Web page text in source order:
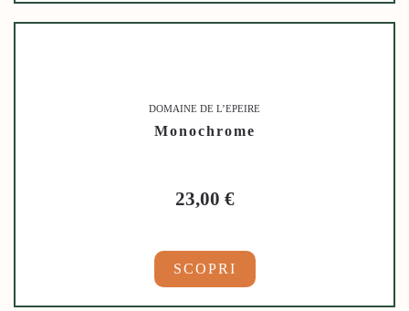
DOMAINE DE L’EPEIRE
Monochrome
23,00 €
SCOPRI